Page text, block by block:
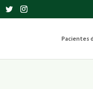
Pacientes